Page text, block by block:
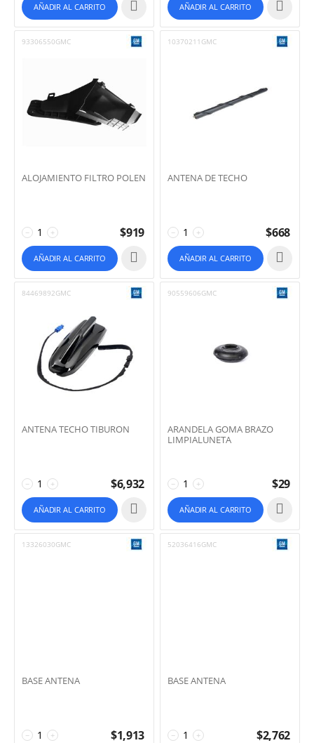
AÑADIR AL CARRITO AÑADIR AL CARRITO
93306550GMC
ALOJAMIENTO FILTRO POLEN
+
− $919
AÑADIR AL CARRITO
10370211GMC
ANTENA DE TECHO
+
− $668
AÑADIR AL CARRITO
84469892GMC
ANTENA TECHO TIBURON
+
− $6,932
AÑADIR AL CARRITO
90559606GMC
ARANDELA GOMA BRAZO
LIMPIALUNETA
+
− $29
AÑADIR AL CARRITO
13326030GMC
BASE ANTENA
+
− $1,913
52036416GMC
BASE ANTENA
+
− $2,762